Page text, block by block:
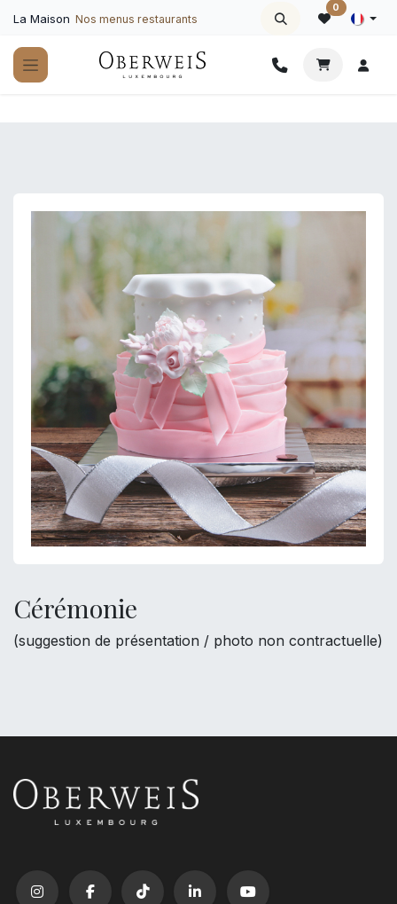
La Maison Nos menus restaurants
0
Cérémonie
(suggestion de présentation / photo non contractuelle)